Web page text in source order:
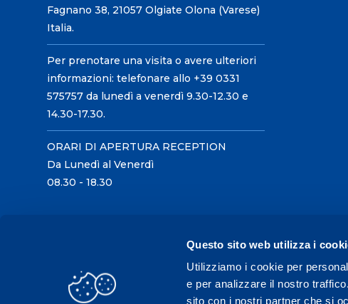
Questo sito web utilizza i
Utilizziamo i cookie per
e per analizzare il nostro
sito con i nostri partner che si
Fagnano 38, 21057 Olgiate Olona (Varese)
Italia.
Per prenotare una visita o avere ulteriori
informazioni: telefonare allo +39 0331
575757 da lunedì a venerdì 9.30-12.30 e
14.30-17.30.
ORARI DI APERTURA RECEPTION
Da Lunedì al Venerdì
08.30 - 18.30